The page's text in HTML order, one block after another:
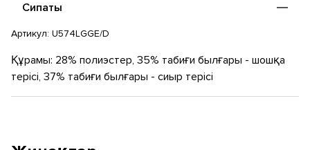
Сипаты
Артикул: U574LGGE/D
Құрамы: 28% полиэстер, 35% табиғи былғары - шошқа
терісі, 37% табиғи былғары - сиыр терісі